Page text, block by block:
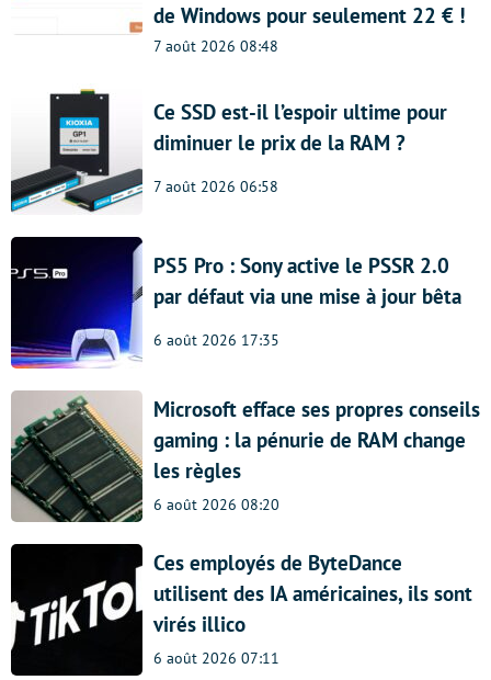
de Windows pour seulement 22 € !
7 août 2026 08:48
Ce SSD est-il l’espoir ultime pour
diminuer le prix de la RAM ?
7 août 2026 06:58
PS5 Pro : Sony active le PSSR 2.0
par défaut via une mise à jour bêta
6 août 2026 17:35
Microsoft efface ses propres conseils
gaming : la pénurie de RAM change
les règles
6 août 2026 08:20
Ces employés de ByteDance
utilisent des IA américaines, ils sont
virés illico
6 août 2026 07:11